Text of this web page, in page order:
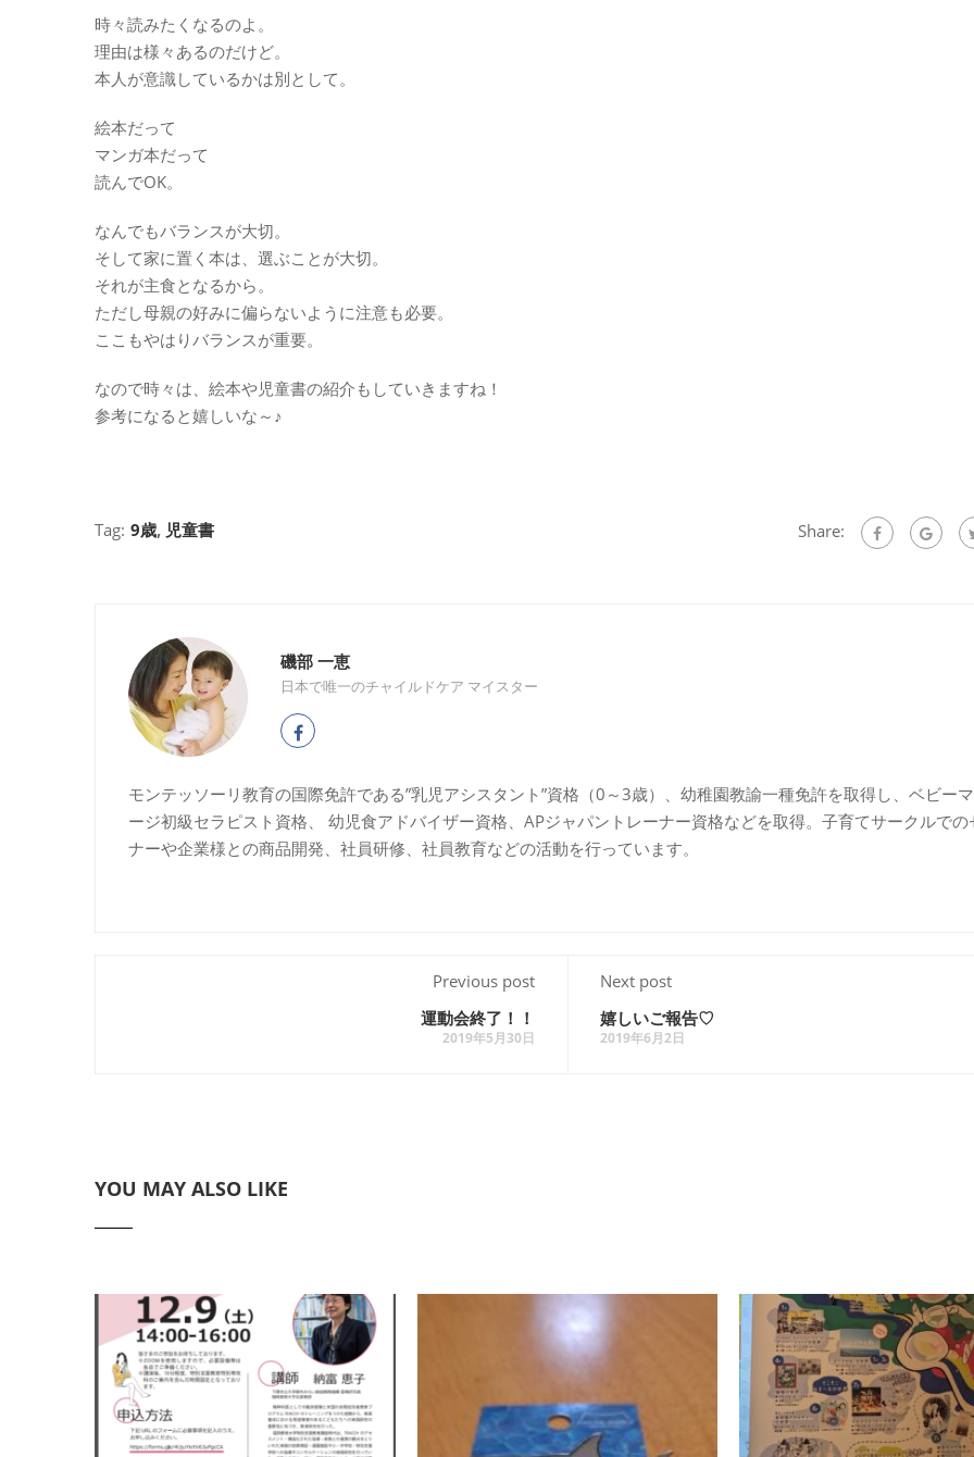
時々読みたくなるのよ。
理由は様々あるのだけど。
本人が意識しているかは別として。
絵本だって
マンガ本だって
読んでOK。
なんでもバランスが大切。
そして家に置く本は、選ぶことが大切。
それが主食となるから。
ただし母親の好みに偏らないように注意も必要。
ここもやはりバランスが重要。
なので時々は、絵本や児童書の紹介もしていきますね！
参考になると嬉しいな～♪
Tag: 9歳, 児童書 Share:
磯部 一恵
日本で唯一のチャイルドケア マイスター
モンテッソーリ教育の国際免許である”乳児アシスタント”資格（0～3歳）、幼稚園教諭一種免許を取得し、ベビー
ージ初級セラピスト資格、 幼児食アドバイザー資格、APジャパントレーナー資格などを取得。子育てサークルでの
ナーや企業様との商品開発、社員研修、社員教育などの活動を行っています。
Previous post
運動会終了！！
2019年5月30日
Next post
嬉しいご報告♡
2019年6月2日
YOU MAY ALSO LIKE